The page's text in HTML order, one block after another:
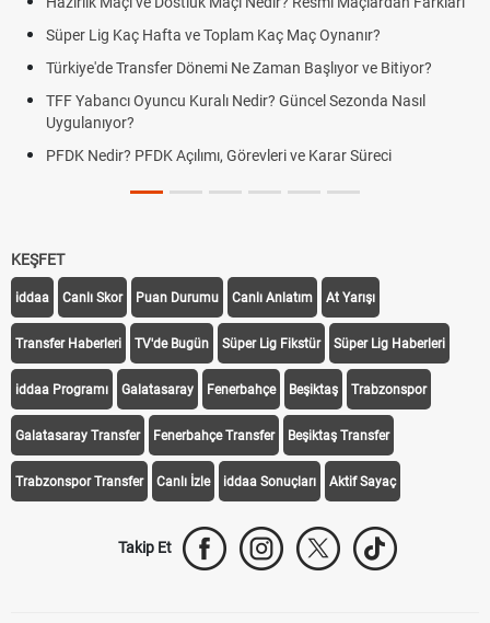
Lig Kaç Hafta ve Toplam Kaç Maç Oynanır?
Transfer Dönemi Ne Zaman Başlıyor ve Bitiyor?
Oyuncu Kuralı Nedir? Güncel Sezonda Nasıl
Nedir? PFDK Açılımı, Görevleri ve Karar Süreci
KEŞFET
iddaa Canlı Skor Puan Durumu Canlı Anlatım At Yarışı
Transfer Haberleri TV'de Bugün Süper Lig Fikstür Süper Lig Haberleri
iddaa Programı Galatasaray Fenerbahçe Beşiktaş Trabzonspor
Galatasaray Transfer Fenerbahçe Transfer Beşiktaş Transfer
Trabzonspor Transfer Canlı İzle iddaa Sonuçları Aktif Sayaç